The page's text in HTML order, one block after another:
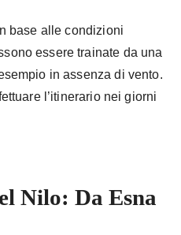
base alle condizioni
essere trainate da una
in assenza di vento.
l’itinerario nei giorni
Nilo: Da Esna